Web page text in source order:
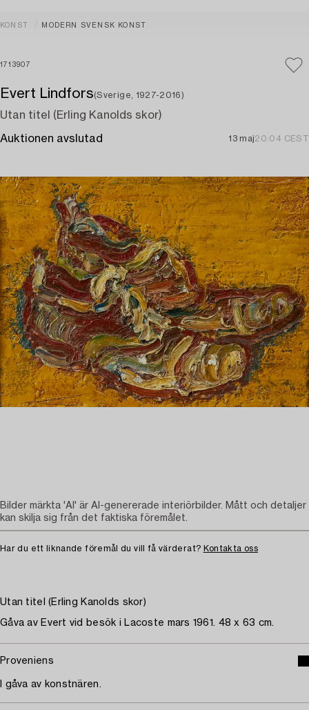
KONST MODERN SVENSK KONST
1713907
Evert Lindfors(Sverige, 1927-2016)
Utan titel (Erling Kanolds skor)
Auktionen avslutad 13 maj20:04 CEST
Har du ett liknande föremål du vill få värderat? Kontakta oss
Utan titel (Erling Kanolds skor)
Gåva av Evert vid besök i Lacoste mars 1961. 48 x 63 cm.
Proveniens
I gåva av konstnären.
Bilder märkta 'AI' är AI-genererade interiörbilder. Mått och detaljer
kan skilja sig från det faktiska föremålet.